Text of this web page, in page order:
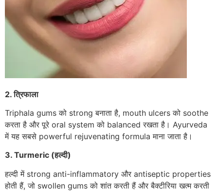
2. त्रिफाला
Triphala gums को strong बनाता है, mouth ulcers को soothe
करता है और पूरे oral system को balanced रखता है। Ayurveda
में यह सबसे powerful rejuvenating formula माना जाता है।
3. Turmeric (हल्दी)
हल्दी में strong anti-inflammatory और antiseptic properties
होती हैं, जो swollen gums को शांत करती हैं और बैक्टीरिया खत्म करती